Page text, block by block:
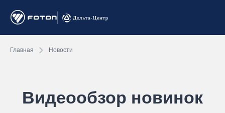
Главная Новости
Видеообзор новинок